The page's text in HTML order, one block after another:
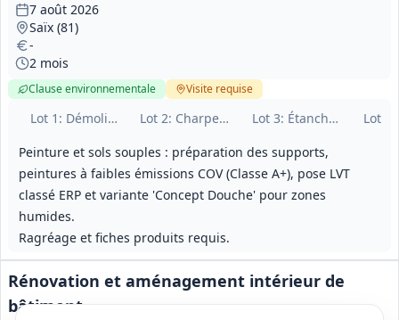
Lot 1 : Démolition et gros œuvre
Lot 2: Charpente bois et couverture
Lot 3: Étanchéité Lot
Peinture et sols souples : préparation des supports,
peintures à faibles émissions COV (Classe A+), pose LVT
classé ERP et variante 'Concept Douche' pour zones
humides.
Ragréage et fiches produits requis.
7 août 2026
Saïx (81)
-
2 mois
Clause environnementale Visite requise
Rénovation et aménagement intérieur de
bâtiment